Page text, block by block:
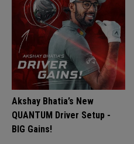
Akshay Bhatia’s New
QUANTUM Driver Setup -
BIG Gains!